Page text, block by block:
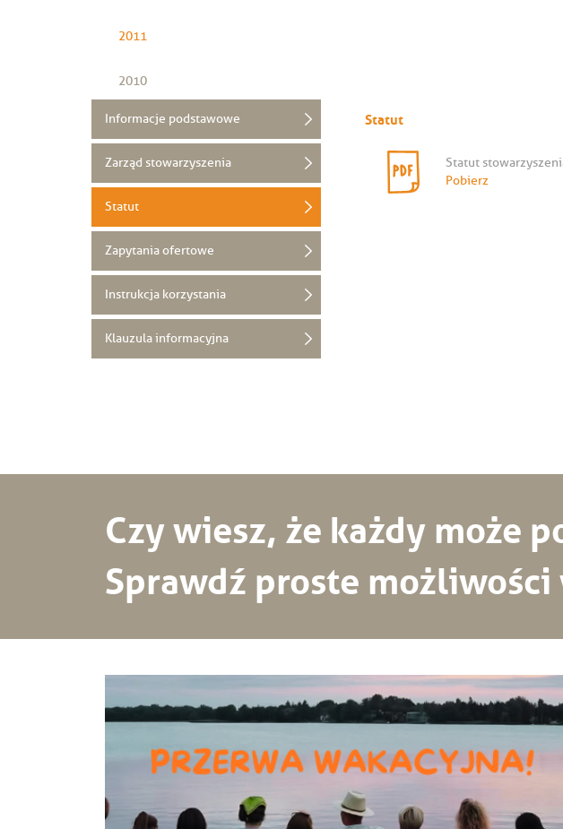
2011
2010
Informacje podstawowe
Zarząd stowarzyszenia
Statut
Zapytania ofertowe
Instrukcja korzystania
Klauzula informacyjna
Statut
Statut
Pobierz
Czy wiesz, że każdy może
Sprawdź proste możliwości